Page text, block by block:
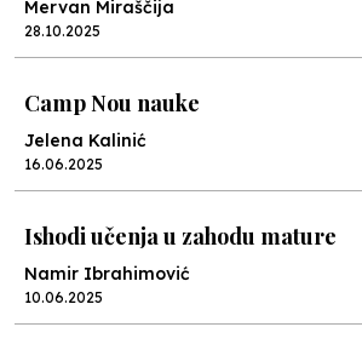
Mervan Miraščija
28.10.2025
Camp Nou nauke
Jelena Kalinić
16.06.2025
Ishodi učenja u zahodu mature
Namir Ibrahimović
10.06.2025